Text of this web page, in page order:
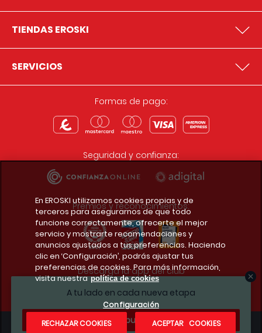
A tu lado en cada nueva etapa
¿Te apuntas?
TIENDAS EROSKI
SERVICIOS
Formas de pago:
Seguridad y confianza:
Premios y reconocimientos:
Descarga la app del club
En EROSKI utilizamos cookies propias y de
terceros para asegurarnos de que todo
funcione correctamente, ofrecerte el mejor
servicio y mostrarte recomendaciones y
anuncios ajustados a tus preferencias. Haciendo
clic en ‘Configuración’, podrás ajustar tus
preferencias de cookies. Para más información,
visita nuestra política de cookies
Configuración
RECHAZAR COOKIES
ACEPTAR COOKIES